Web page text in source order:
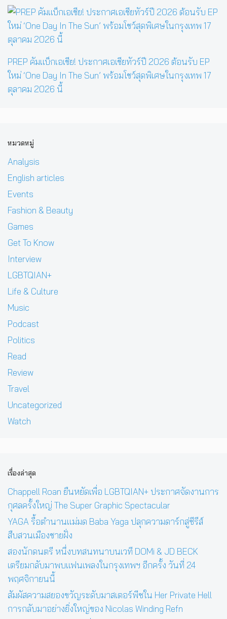
PREP คัมแบ็กเอเชีย! ประกาศเอเชียทัวร์ปี 2026 ต้อนรับ EP
ใหม่ ‘One Day In The Sun’ พร้อมโชว์สุดพิเศษในกรุงเทพ 17
ตุลาคม 2026 นี้
หมวดหมู่
Analysis
English articles
Events
Fashion & Beauty
Games
Get To Know
Interview
LGBTQIAN+
Life & Culture
Music
Podcast
Politics
Read
Review
Travel
Uncategorized
Watch
เรื่องล่าสุด
Chappell Roan ยืนหยัดเพื่อ LGBTQIAN+ ประกาศจัดงานการ
กุศลครั้งใหญ่ The Super Graphic Spectacular
YAGA รื้อตำนานแม่มด Baba Yaga ปลุกความดาร์กสู่ซีรีส์
สืบสวนเมืองชายฝั่ง
สองนักดนตรี หนึ่งบทสนทนาบนเวที DOMi & JD BECK
เตรียมกลับมาพบแฟนเพลงในกรุงเทพฯ อีกครั้ง วันที่ 24
พฤศจิกายนนี้
สัมผัสความสยองขวัญระดับมาสเตอร์พีซใน Her Private Hell
การกลับมาอย่างยิ่งใหญ่ของ Nicolas Winding Refn